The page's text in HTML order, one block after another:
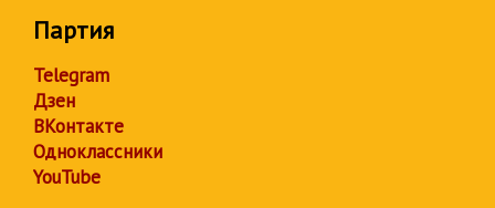
Партия
Telegram
Дзен
ВКонтакте
Одноклассники
YouTube